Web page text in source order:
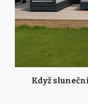
Když